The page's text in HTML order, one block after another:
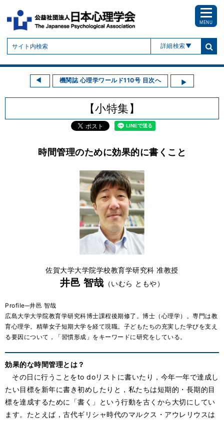
詳細検索
MENU
機関誌 心理学ワールド110号 目次へ
【小特集】
時間管理のために効果的に書くこと
佐賀大学大学院学校教育学研究科 准教授
井邑 智哉 （いむら ともや）
Profile─井邑 智哉
広島大学大学院教育学研究科博士課程後期修了。博士（心理学）。専門は教
育心理学。精華女子短期大学を経て現職。子どもたちの充実した学びを支え
る要因について，「習慣形成」をキーワードに研究をしている。
効果的な時間管理とは？
その日に行うことをto doリストに書いたり，今年一年で達成し
たい目標を新年に書き初めしたりと，私たちは短期的・長期的目
標を達成するために「書く」という行動を古くから大切にしてい
ます。たとえば，古代ギリシャ時代のマルクス・アウレリウスは